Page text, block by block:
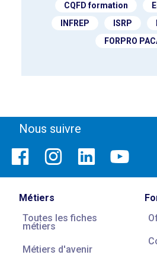
CQFD formation
INFREP
ISRP
FORPRO
Nous suivre
Métiers
Toutes les fiches
métiers
Métiers d'avenir